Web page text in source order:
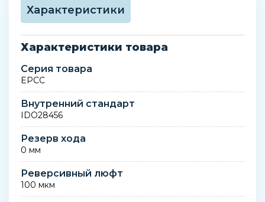
Характеристики
Характеристики товара
Серия товара
EPCC
Внутренний стандарт
IDO28456
Резерв хода
0 мм
Реверсивный люфт
100 мкм